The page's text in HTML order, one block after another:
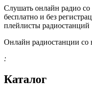
Слушать онлайн радио со
бесплатно и без
плейлисты радиостанций
Онлайн радиостанции со
:
Каталог